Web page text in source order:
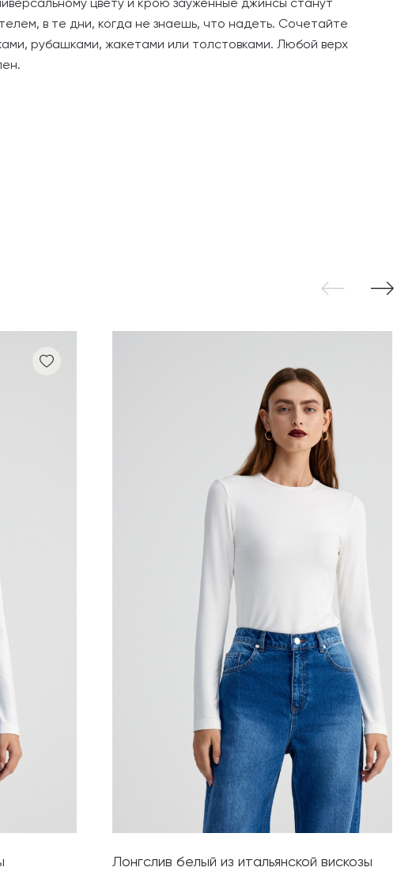
цвету и крою зауженные джинсы станут
в те дни, когда не знаешь, что надеть. Сочетайте
рубашками, жакетами или толстовками. Любой верх
Лонгслив белый из итальянской вискозы